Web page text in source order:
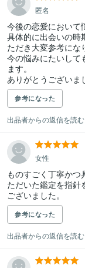
匿名
今後の恋愛において
具体的に出会いの時
ただき大変参考にな
今の悩みにたいして
ます。
ありがとうございま
参考になった
出品者からの返信を読む
女性
ものすごく丁寧か
ただいた鑑定を指針
ございました。
参考になった
出品者からの返信を読む